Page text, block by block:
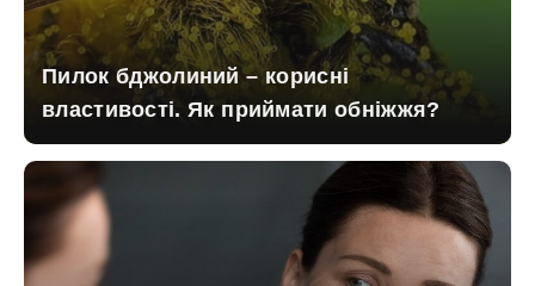
Пилок бджолиний – корисні
властивості. Як приймати обніжжя?